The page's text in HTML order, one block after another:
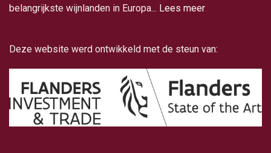
belangrijkste wijnlanden in Europa... Lees meer
Deze website werd ontwikkeld met de steun van: